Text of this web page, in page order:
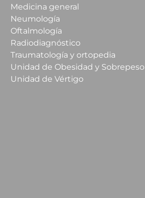
Medicina general
Neumología
Oftalmología
Radiodiagnóstico
Traumatología y ortopedia
Unidad de Obesidad y Sobrepeso
Unidad de Vértigo